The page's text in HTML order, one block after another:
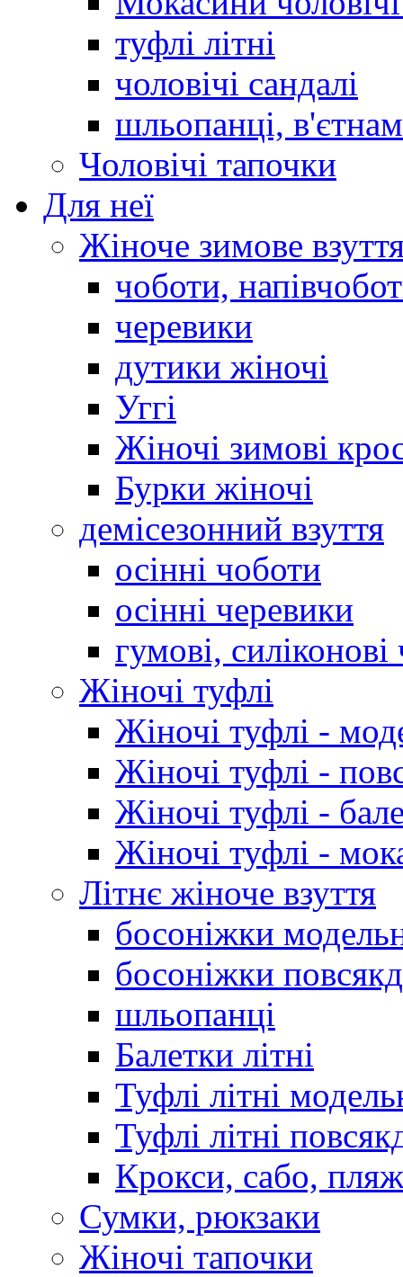
туфлі літні
чоловічі сандалі
шльопанці,
Чоловічі тапочки
Для неї
Жіноче зимове
чоботи,
черевики
дутики жіночі
Уггі
Жіночі зимові
Бурки жіночі
демісезонний взуття
осінні чоботи
осінні черевики
гумові,
Жіночі туфлі
Жіночі туфлі -
Жіночі туфлі -
Жіночі туфлі -
Жіночі туфлі -
Літнє жіноче взуття
босоніжки
босоніжки
шльопанці
Балетки літні
Туфлі літні
Туфлі літні
Крокси, сабо,
Сумки, рюкзаки
Жіночі тапочки